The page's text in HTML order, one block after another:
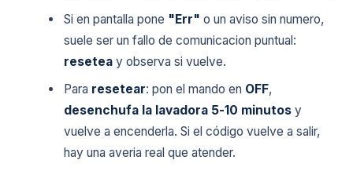
Si en pantalla pone "Err" o un aviso sin numero,
suele ser un fallo de comunicacion puntual:
resetea y observa si vuelve.
Para resetear: pon el mando en OFF,
desenchufa la lavadora 5-10 minutos y
vuelve a encenderla. Si el código vuelve a salir,
hay una averia real que atender.